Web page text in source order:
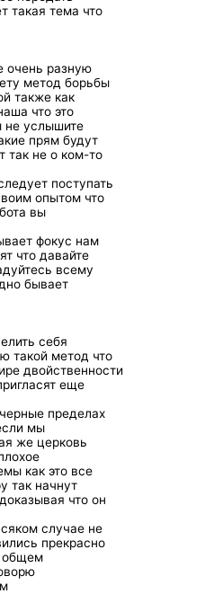
такая тема что
очень разную
метод борьбы
также как
что это
не услышите
прям будут
так не о ком-то
поступать
опытом что
вы
фокус нам
что давайте
всему
бывает
себя
такой метод что
двойственности
еще
пределах
мы
же церковь
как это все
так начнут
что он
случае не
прекрасно
общем